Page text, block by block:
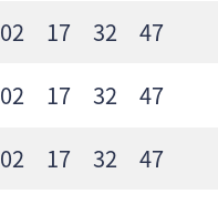
02 17 32 47
02 17 32 47
02 17 32 47